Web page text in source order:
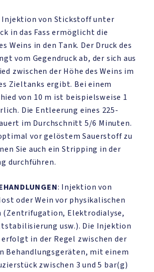
Injektion von Stickstoff unter
in das Fass ermöglicht die
Weins in den Tank. Der Druck des
vom Gegendruck ab, der sich aus
zwischen der Höhe des Weins im
Zieltanks ergibt. Bei einem
von 10 m ist beispielsweise 1
Die Entleerung eines 225-
im Durchschnitt 5/6 Minuten.
vor gelöstem Sauerstoff zu
Sie auch ein Stripping in der
durchführen.
: Injektion von
oder Wein vor physikalischen
(Zentrifugation, Elektrodialyse,
usw.). Die Injektion
in der Regel zwischen der
Behandlungsgeräten, mit einem
zwischen 3 und 5 bar(g)